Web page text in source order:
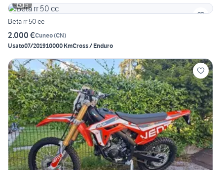
5
Beta rr 50 cc
2.000 €Cuneo(CN)
Usato07/201910000 KmCross / Enduro